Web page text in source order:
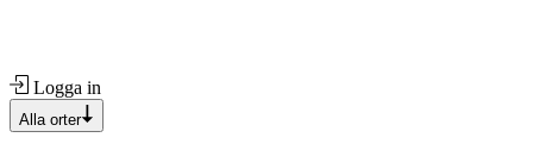
Logga in
Alla orter